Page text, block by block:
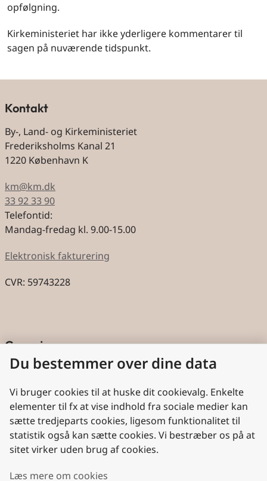
opfølgning.
Kirkeministeriet har ikke yderligere kommentarer til
sagen på nuværende tidspunkt.
Kontakt
By-, Land- og Kirkeministeriet
Frederiksholms Kanal 21
1220 København K
km@km.dk
33 92 33 90
Telefontid:
Mandag-fredag kl. 9.00-15.00
Elektronisk fakturering
CVR: 59743228
Genveje
Cookies
Aktindsigt
Persondatabeskyttelse
Nyttige links
Plan- og Landdistriktsstyrelsen
Du bestemmer over dine data
Vi bruger cookies til at huske dit cookievalg. Enkelte
elementer til fx at vise indhold fra sociale medier kan
sætte tredjeparts cookies, ligesom funktionalitet til
statistik også kan sætte cookies. Vi bestræber os på at
sitet virker uden brug af cookies.
Læs mere om cookies